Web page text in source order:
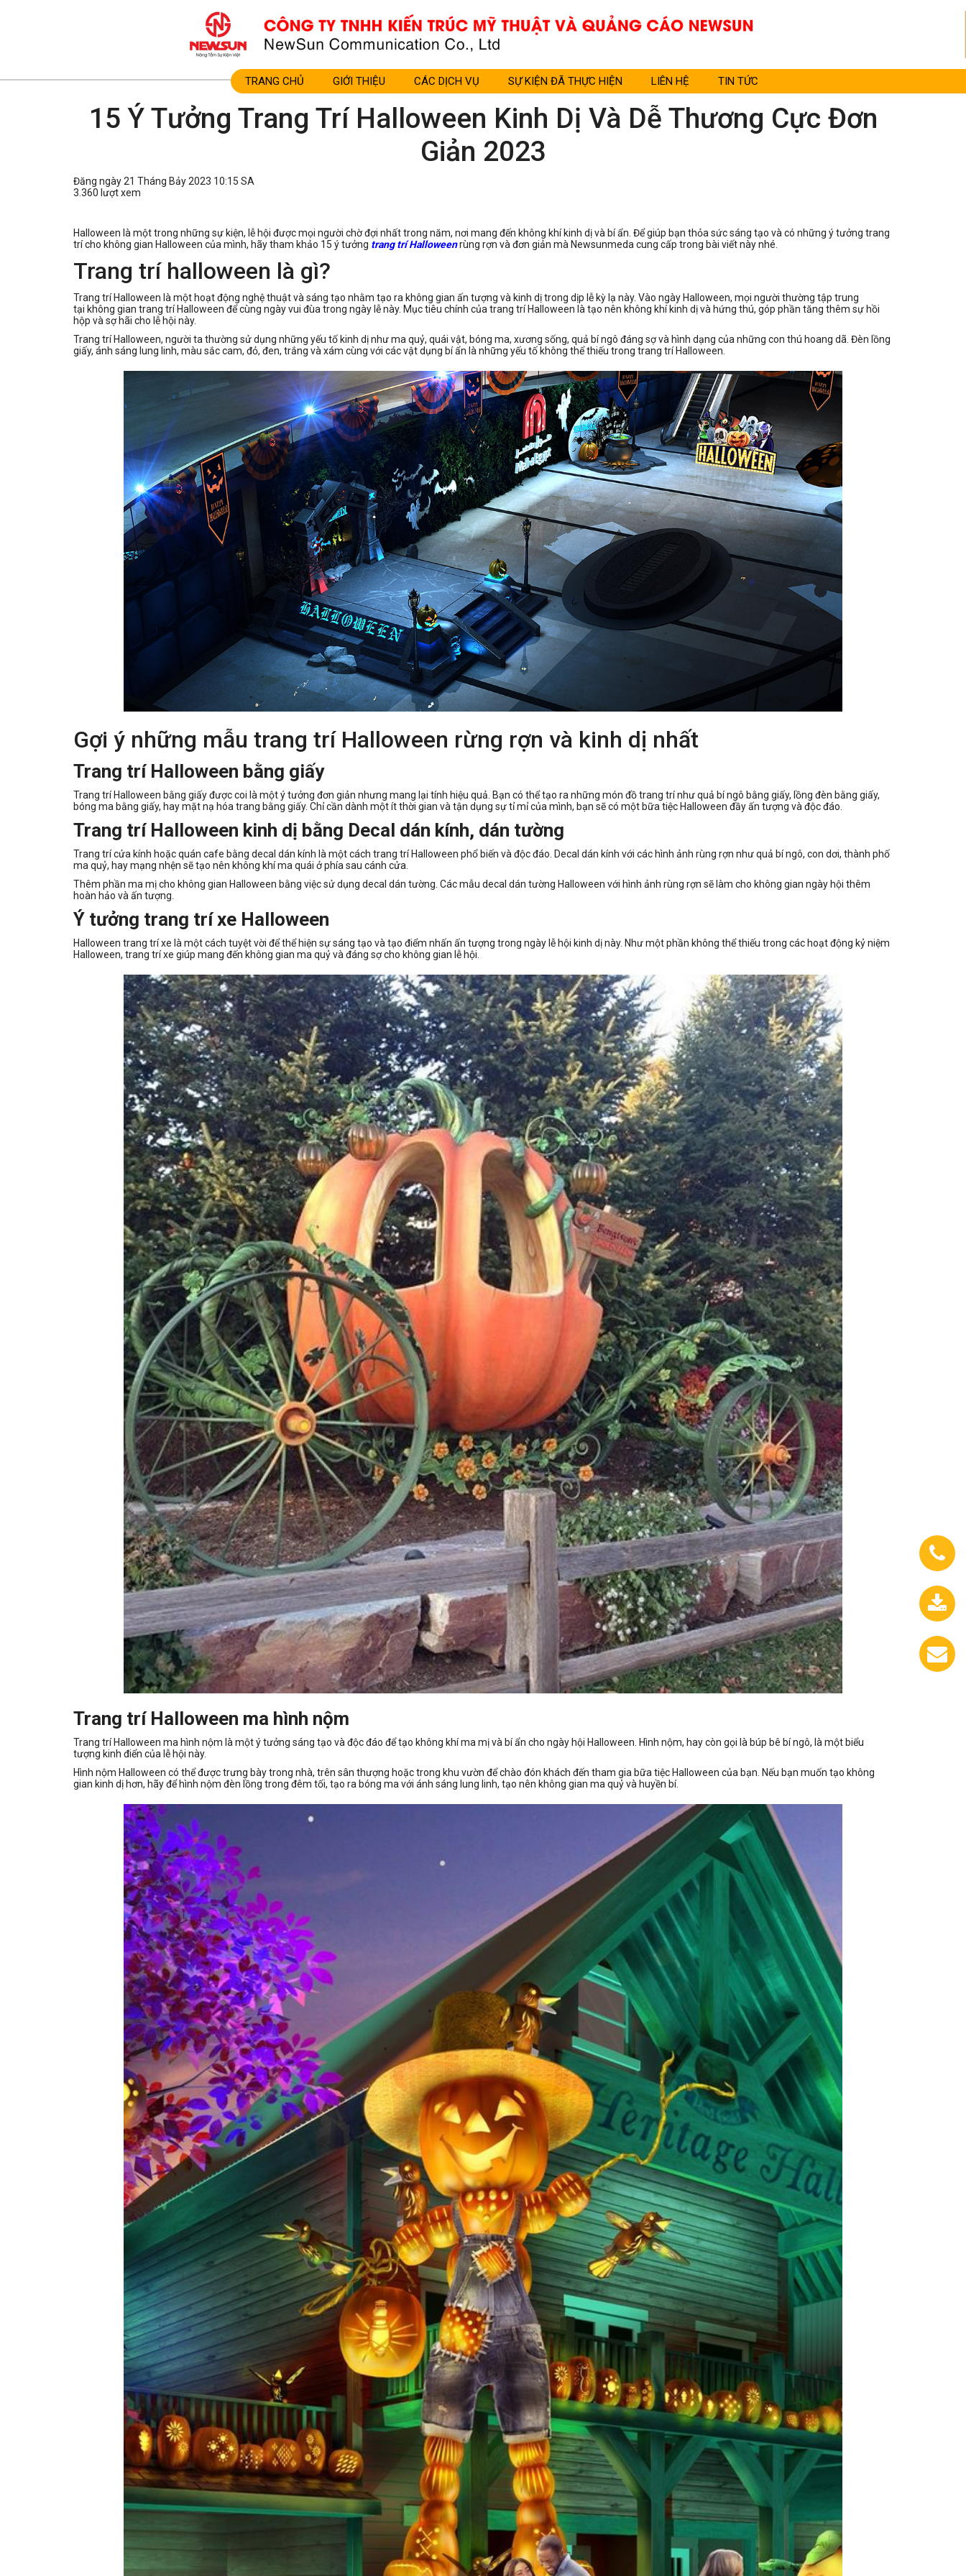
TRANG CHỦ GIỚI THIỆU CÁC DỊCH VỤ SỰ KIỆN ĐÃ THỰC HIỆN LIÊN HỆ TIN TỨC
15 Ý Tưởng Trang Trí Halloween Kinh Dị Và Dễ Thương Cực Đơn
Giản 2023
Đăng ngày 21 Tháng Bảy 2023 10:15 SA
3.360 lượt xem
Halloween là một trong những sự kiện, lễ hội được mọi người chờ đợi nhất trong năm, nơi mang đến không khí kinh dị và bí ẩn. Để giúp bạn thỏa sức sáng tạo và có những ý tưởng trang
trí cho không gian Halloween của mình, hãy tham khảo 15 ý tưởng trang trí Halloweenrùng rợn và đơn giản mà Newsunmeda cung cấp trong bài viết này nhé.
Trang trí halloween là gì?
Trang trí Halloween là một hoạt động nghệ thuật và sáng tạo nhằm tạo ra không gian ấn tượng và kinh dị trong dịp lễ kỳ lạ này. Vào ngày Halloween, mọi người thường tập trung
tại không gian trang trí Halloween để cùng ngày vui đùa trong ngày lễ này. Mục tiêu chính của trang trí Halloween là tạo nên không khí kinh dị và hứng thú, góp phần tăng thêm sự hồi
hộp và sợ hãi cho lễ hội này.
Trang trí Halloween, người ta thường sử dụng những yếu tố kinh dị như ma quỷ, quái vật, bóng ma, xương sống, quả bí ngô đáng sợ và hình dạng của những con thú hoang dã. Đèn lồng
giấy, ánh sáng lung linh, màu sắc cam, đỏ, đen, trắng và xám cùng với các vật dụng bí ẩn là những yếu tố không thể thiếu trong trang trí Halloween.
Gợi ý những mẫu trang trí Halloween rừng rợn và kinh dị nhất
Trang trí Halloween bằng giấy
Trang trí Halloween bằng giấy được coi là một ý tưởng đơn giản nhưng mang lại tính hiệu quả. Bạn có thể tạo ra những món đồ trang trí như quả bí ngô bằng giấy, lồng đèn bằng giấy,
bóng ma bằng giấy, hay mặt nạ hóa trang bằng giấy. Chỉ cần dành một ít thời gian và tận dụng sự tỉ mỉ của mình, bạn sẽ có một bữa tiệc Halloween đầy ấn tượng và độc đáo.
Trang trí Halloween kinh dị bằng Decal dán kính, dán tường
Trang trí cửa kính hoặc quán cafe bằng decal dán kính là một cách trang trí Halloween phổ biến và độc đáo. Decal dán kính với các hình ảnh rùng rợn như quả bí ngô, con dơi, thành phố
ma quỷ, hay mạng nhện sẽ tạo nên không khí ma quái ở phía sau cánh cửa.
Thêm phần ma mị cho không gian Halloween bằng việc sử dụng decal dán tường. Các mẫu decal dán tường Halloween với hình ảnh rùng rợn sẽ làm cho không gian ngày hội thêm
hoàn hảo và ấn tượng.
Ý tưởng trang trí xe Halloween
Halloween trang trí xe là một cách tuyệt vời để thể hiện sự sáng tạo và tạo điểm nhấn ấn tượng trong ngày lễ hội kinh dị này. Như một phần không thể thiếu trong các hoạt động kỷ niệm
Halloween, trang trí xe giúp mang đến không gian ma quỷ và đáng sợ cho không gian lễ hội.
Trang trí Halloween ma hình nộm
Trang trí Halloween ma hình nộm là một ý tưởng sáng tạo và độc đáo để tạo không khí ma mị và bí ẩn cho ngày hội Halloween. Hình nộm, hay còn gọi là búp bê bí ngô, là một biểu
tượng kinh điển của lễ hội này.
Hình nộm Halloween có thể được trưng bày trong nhà, trên sân thượng hoặc trong khu vườn để chào đón khách đến tham gia bữa tiệc Halloween của bạn. Nếu bạn muốn tạo không
gian kinh dị hơn, hãy để hình nộm đèn lồng trong đêm tối, tạo ra bóng ma với ánh sáng lung linh, tạo nên không gian ma quỷ và huyền bí.
0933.558.488